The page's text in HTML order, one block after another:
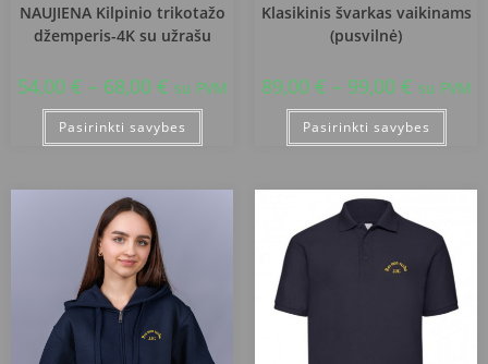
NAUJIENA Kilpinio trikotažo
džemperis-4K su užrašu
54,00 € – 68,00 € su PVM
Pasirinkti savybes
Klasikinis švarkas vaikinams
(pusvilnė)
89,00 € – 99,00 € su PVM
Pasirinkti savybes